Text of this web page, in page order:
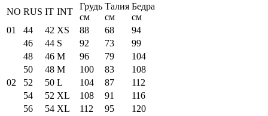
NO RUS IT INT
Грудь
см
Талия
см
Бедра
см
01
44 42 XS 88 68
94
46
44 S 92 73
99
48
46 M 96 79
104
50
48 M 100 83
108
02
52 50 L 104 87
112
54
52 XL 108 91
116
56
54 XL 112 95
120